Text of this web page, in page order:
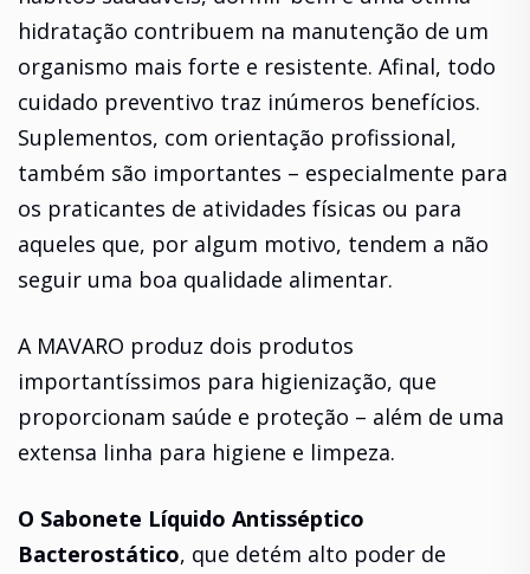
hidratação contribuem na manutenção de um
organismo mais forte e resistente. Afinal, todo
cuidado preventivo traz inúmeros benefícios.
Suplementos, com orientação profissional,
também são importantes – especialmente para
os praticantes de atividades físicas ou para
aqueles que, por algum motivo, tendem a não
seguir uma boa qualidade alimentar.
A MAVARO produz dois produtos
importantíssimos para higienização, que
proporcionam saúde e proteção – além de uma
extensa linha para higiene e limpeza.
O Sabonete Líquido Antisséptico
Bacterostático, que detém alto poder de